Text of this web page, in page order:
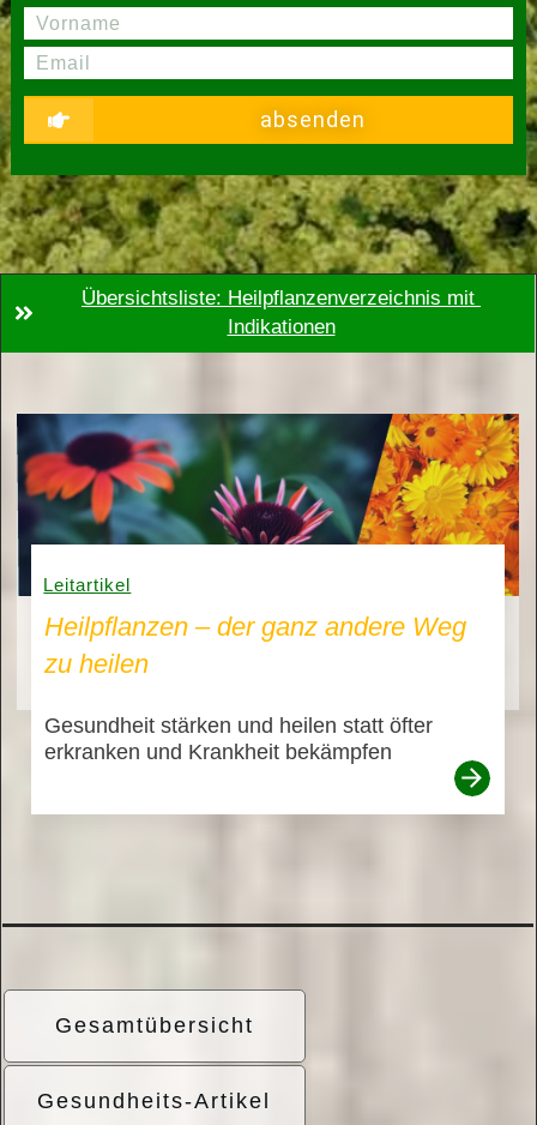
absenden
Übersichtsliste: Heilpflanzenverzeichnis mit
Indikationen
Leitartikel
Heilpflanzen – der ganz andere Weg
zu heilen
Gesundheit stärken und heilen statt öfter
erkranken und Krankheit bekämpfen
Gesamtübersicht
Gesundheits-Artikel